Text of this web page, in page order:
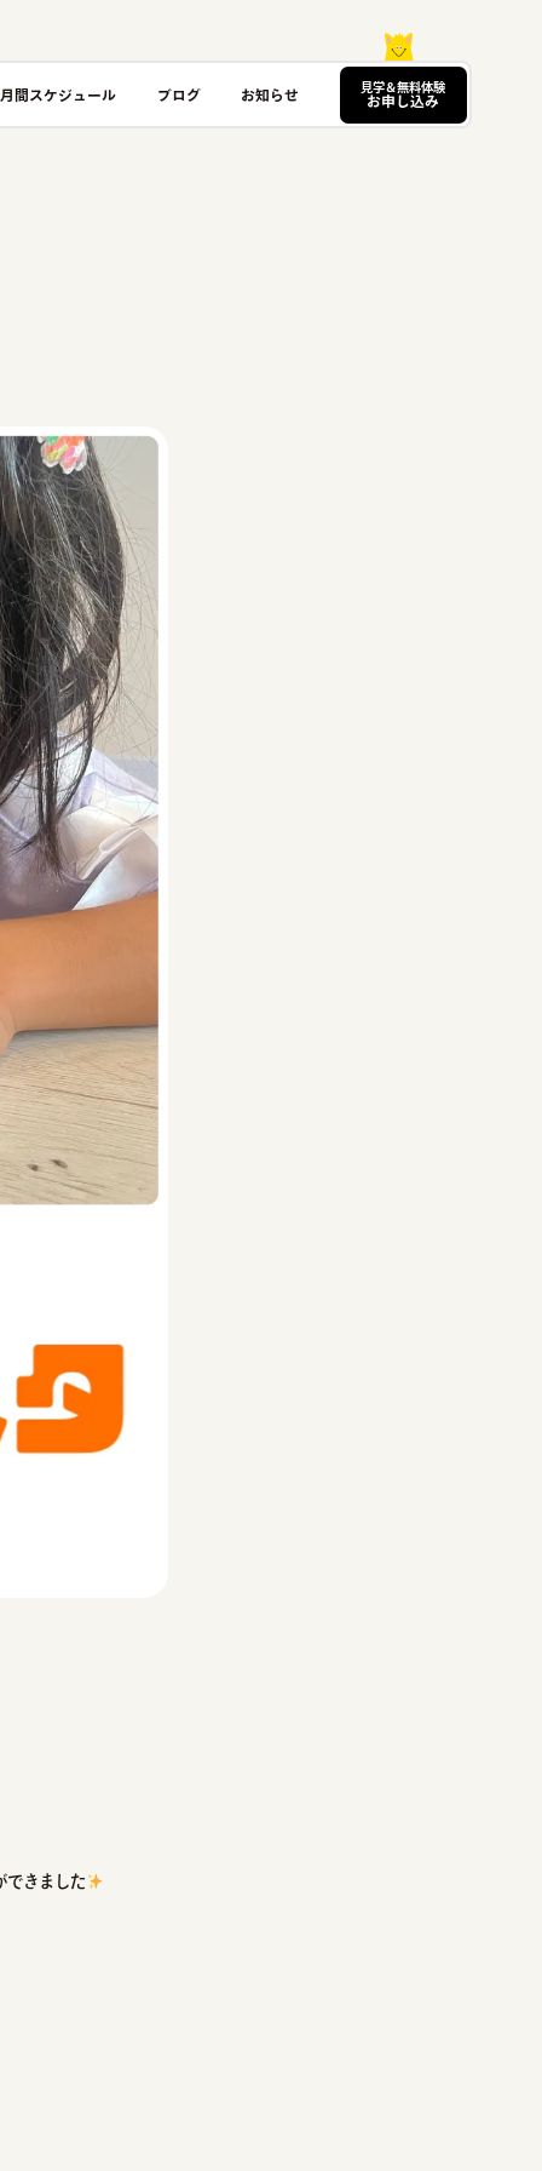
月間スケジュール ブログ お知らせ 見学＆無料体験
お申し込み
できました